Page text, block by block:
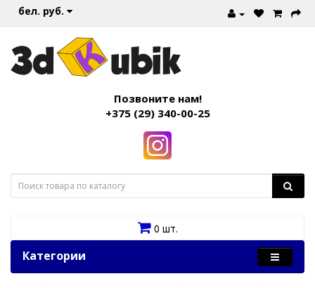
бел. руб.
Позвоните нам!
+375 (29) 340-00-25
0 шт.
Категории